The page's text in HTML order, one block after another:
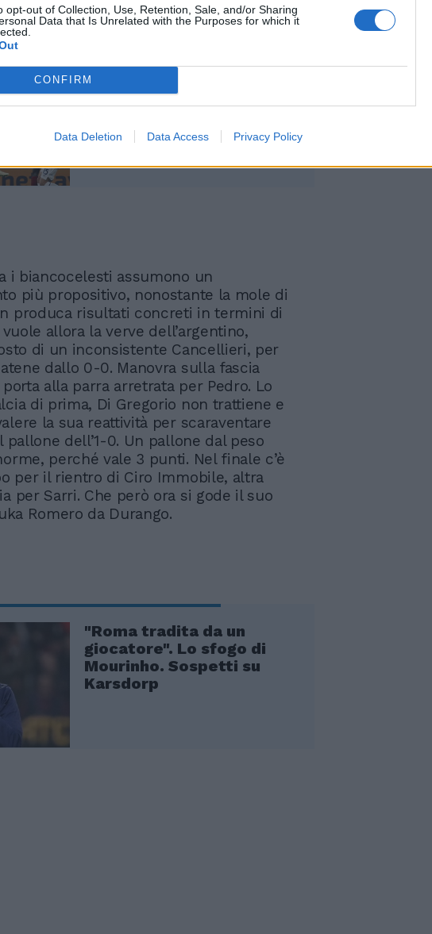
opt-out of Collection, Use, Retention, Sale, and/or Sharing
Data that Is Unrelated with the Purposes for which it
CONFIRM
Data Deletion Data Access Privacy Policy
Una Lazio perfetta batte
la Roma: Felipe Anderson
decide il derby
i biancocelesti assumono un
più propositivo, nonostante la mole di
produca risultati concreti in termini di
allora la verve dell’argentino,
di un inconsistente Cancellieri, per
dallo 0-0. Manovra sulla fascia
alla parra arretrata per Pedro. Lo
di prima, Di Gregorio non trattiene e
la sua reattività per scaraventare
pallone dell’1-0. Un pallone dal peso
perché vale 3 punti. Nel finale c’è
per il rientro di Ciro Immobile, altra
per Sarri. Che però ora si gode il suo
Romero da Durango.
"Roma tradita da un
giocatore". Lo sfogo di
Mourinho. Sospetti su
Karsdorp